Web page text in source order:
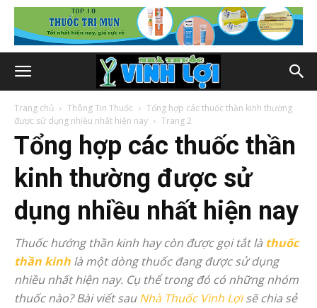
Trang chủ Thông Tin Thuốc
Tổng hợp các thuốc thần kinh thường
được sử dụng nhiều nhất hiện nay
Trang 2
Tổng hợp các thuốc thần
kinh thường được sử
dụng nhiều nhất hiện nay
Thuốc hướng thần kinh hay còn được gọi tắt là thuốc
thần kinh là một dòng thuốc đang được sử dụng
nhiều nhất hiện nay. Cụ thể trong đó có những nhóm
thuốc nào? Bài viết sauNhà Thuốc Vinh Lợisẽ chia sẻ